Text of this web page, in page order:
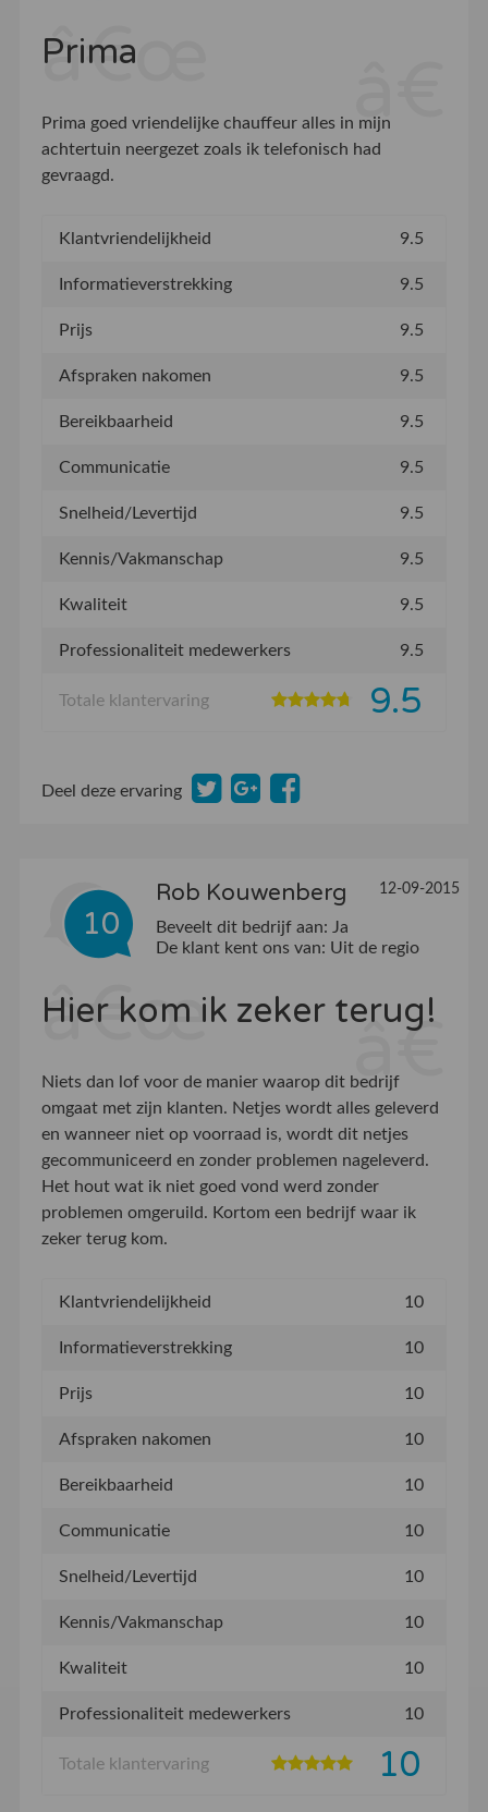
Prima
Prima goed vriendelijke chauffeur alles in mijn
achtertuin neergezet zoals ik telefonisch had
gevraagd.
Klantvriendelijkheid 9.5
Informatieverstrekking 9.5
Prijs 9.5
Afspraken nakomen 9.5
Bereikbaarheid 9.5
Communicatie 9.5
Snelheid/Levertijd 9.5
Kennis/Vakmanschap 9.5
Kwaliteit 9.5
Professionaliteit medewerkers 9.5
Totale klantervaring 9.5
Deel deze ervaring
10
Rob Kouwenberg 12-09-2015
Beveelt dit bedrijf aan: Ja
De klant kent ons van: Uit de regio
Hier kom ik zeker terug!
Niets dan lof voor de manier waarop dit bedrijf
omgaat met zijn klanten. Netjes wordt alles geleverd
en wanneer niet op voorraad is, wordt dit netjes
gecommuniceerd en zonder problemen nageleverd.
Het hout wat ik niet goed vond werd zonder
problemen omgeruild. Kortom een bedrijf waar ik
zeker terug kom.
Klantvriendelijkheid 10
Informatieverstrekking 10
Prijs 10
Afspraken nakomen 10
Bereikbaarheid 10
Communicatie 10
Snelheid/Levertijd 10
Kennis/Vakmanschap 10
Kwaliteit 10
Professionaliteit medewerkers 10
Totale klantervaring 10